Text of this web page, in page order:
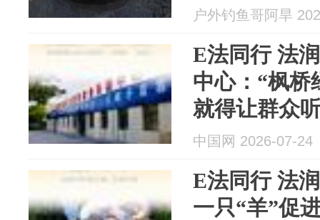
户外钓鱼哥阿旱
E法同行 法
中心：“枫桥
就得让群众
得上
中国网 2026-07-24
E法同行 法
一只“羊”促